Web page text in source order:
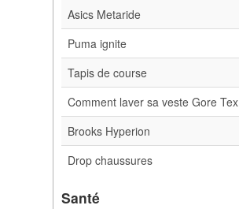
Asics Metaride
Puma ignite
Tapis de course
Comment laver sa veste Gore Tex
Brooks Hyperion
Drop chaussures
Santé